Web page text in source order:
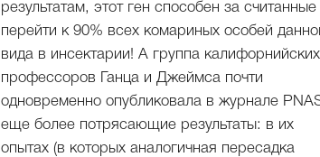
результатам, этот ген способен за считанные
перейти к 90% всех комариных особей
вида в инсектарии! А группа калифорнийских
профессоров Ганца и Джеймса почти
одновременно опубликовала в журнале
еще более потрясающие результаты: в их
опытах (в которых аналогичная пересадка